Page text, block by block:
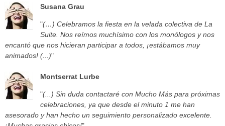
Susana Grau
"(…) Celebramos la fiesta en la velada colectiva de La
Suite. Nos reímos muchísimo con los monólogos y nos
encantó que nos hicieran participar a todos, ¡estábamos muy
animados! (...)"
Montserrat Lurbe
"(...) Sin duda contactaré con Mucho Más para próximas
celebraciones, ya que desde el minuto 1 me han
asesorado y han hecho un seguimiento personalizado excelente.